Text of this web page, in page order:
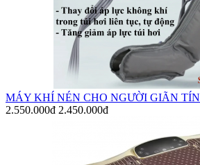
MÁY KHÍ NÉN CHO NGƯỜI GIÃN
2.550.000đ 2.450.000đ